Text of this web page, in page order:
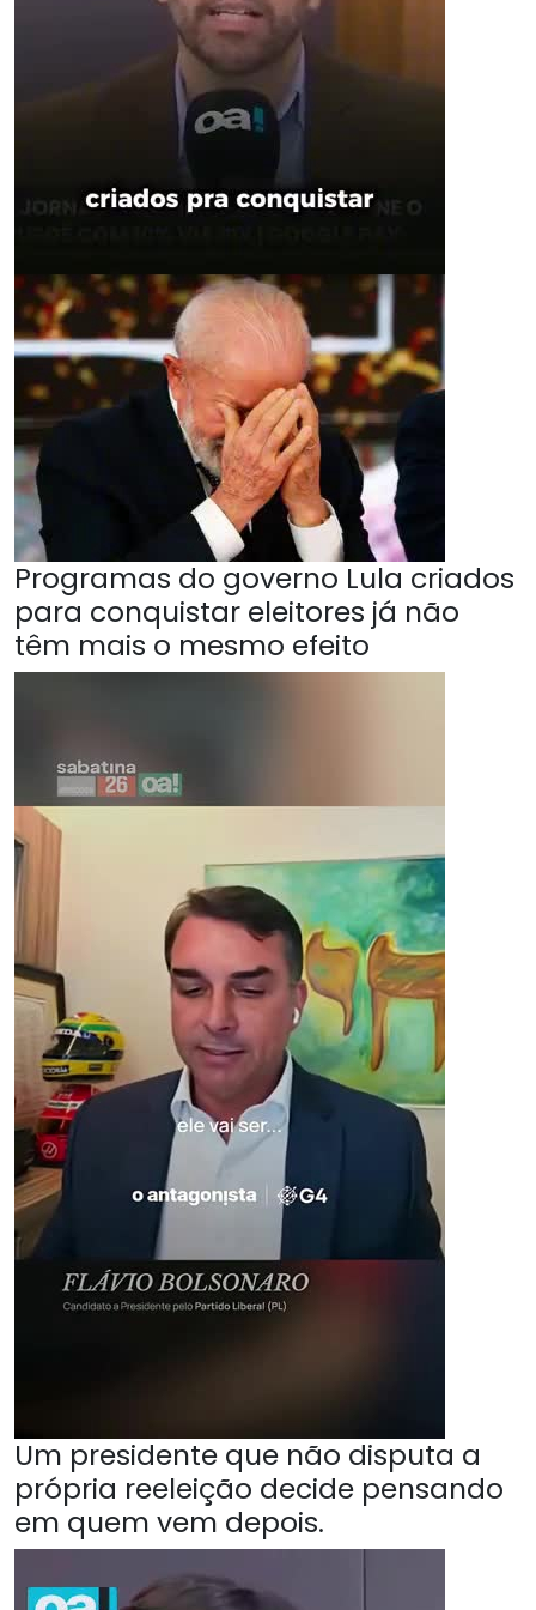
Programas do governo Lula criados
para conquistar eleitores já não
têm mais o mesmo efeito
Um presidente que não disputa a
própria reeleição decide pensando
em quem vem depois.